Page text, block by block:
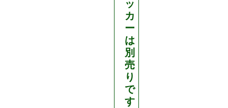
ッ
カ
ー
は
別
売
り
で
す